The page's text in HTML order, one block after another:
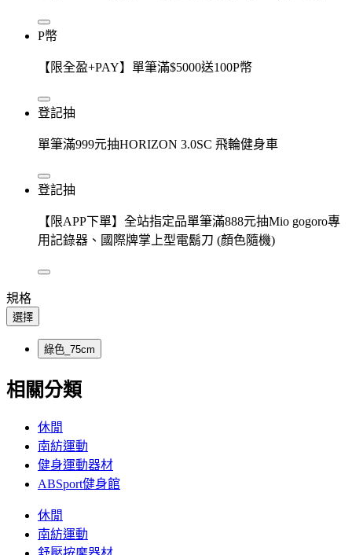
P幣
【限全盈+PAY】單筆滿$5000送100P幣
登記抽
單筆滿999元抽HORIZON 3.0SC 飛輪健身車
登記抽
【限APP下單】全站指定品單筆滿888元抽Mio gogoro專
用記錄器、國際牌掌上型電鬍刀 (顏色隨機)
規格
選擇
綠色_75cm
相關分類
休閒
南紡運動
健身運動器材
ABSport健身館
休閒
南紡運動